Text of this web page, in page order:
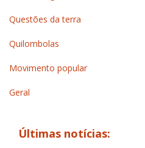
Questões da terra
Quilombolas
Movimento popular
Geral
Últimas notícias: